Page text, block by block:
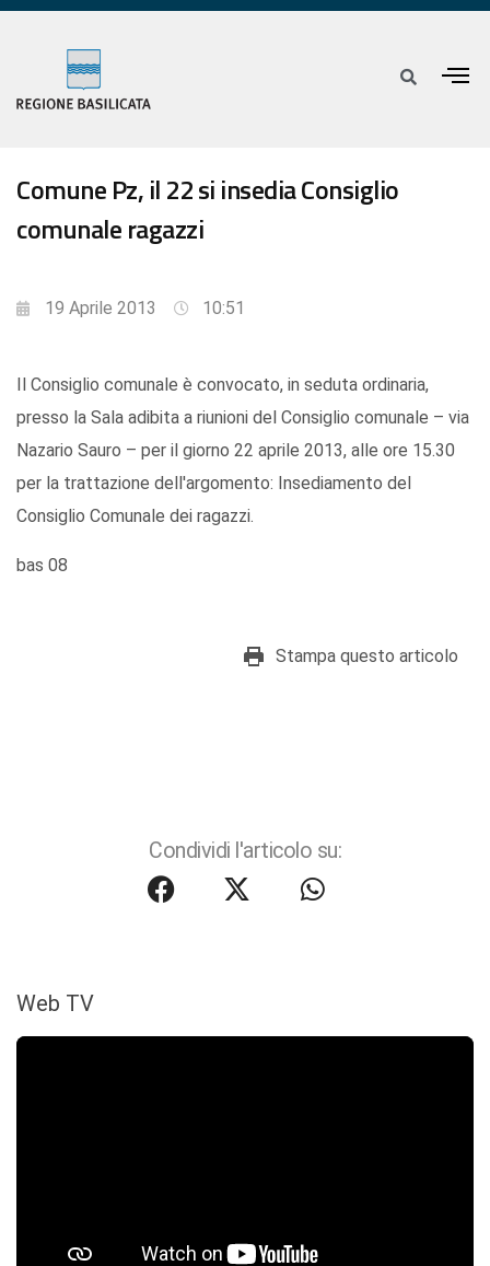
Comune Pz, il 22 si insedia Consiglio
comunale ragazzi
19 Aprile 2013 10:51
Il Consiglio comunale è convocato, in seduta ordinaria,
presso la Sala adibita a riunioni del Consiglio comunale – via
Nazario Sauro – per il giorno 22 aprile 2013, alle ore 15.30
per la trattazione dell'argomento: Insediamento del
Consiglio Comunale dei ragazzi.
bas 08
Stampa questo articolo
Condividi l'articolo su:
Web TV